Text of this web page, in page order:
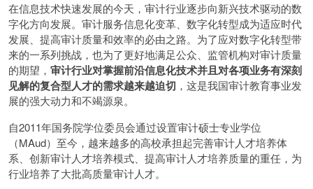
在信息技术快速发展的今天，审计行业逐步向新兴技术驱动的数
字化方向发展。审计服务信息化变革、数字化转型成为适应时代
发展、提高审计质量和效率的必由之路。为了应对数字化转型带
来的一系列挑战，也为了更好地满足公众、监管机构对审计质量
的期望， 审计行业对掌握前沿信息化技术并且对各项业务有深刻
见解的复合型人才的需求越来越迫切 ，这是我国审计教育事业发
展的强大动力和不竭源泉。
自2011年国务院学位委员会通过设置审计硕士专业学位
（MAud）至今，越来越多的高校承担起完善审计人才培养体
系、创新审计人才培养模式、提高审计人才培养质量的重任，为
行业培养了大批高质量审计人才。